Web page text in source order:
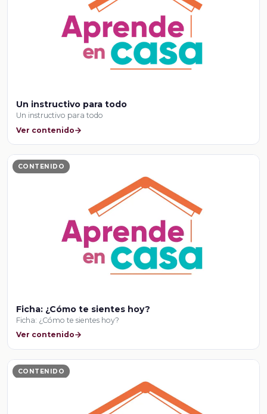
Un instructivo para todo
Un instructivo para todo
Ver contenido
CONTENIDO
Ficha: ¿Cómo te sientes hoy?
Ficha: ¿Cómo te sientes hoy?
Ver contenido
CONTENIDO